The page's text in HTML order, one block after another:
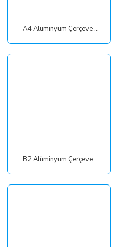
A4 Alüminyum Çerçeve 21x30 cm
B2 Alüminyum Çerçeve 50x70 cm